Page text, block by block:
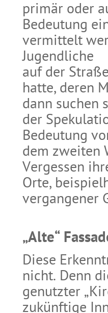
primär oder
Bedeutung
vermittelt
Jugendliche
auf der
hatte, deren
dann suchen
der
Bedeutung
dem zweiten
Vergessen
Orte,
vergangener
„Alte“
Diese
nicht. Denn
genutzter
zukünftige